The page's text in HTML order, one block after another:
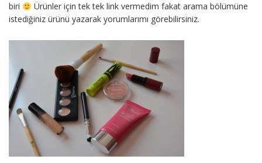
biri
Ürünler için tek tek link vermedim fakat arama bölümüne
istediğiniz ürünü yazarak yorumlarımı görebilirsiniz.